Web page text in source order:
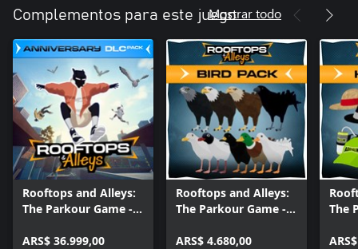
Complementos para este juegoMostrar todo
Rooftops and Alleys:
The Parkour Game -
ARS$ 36.999,00
Rooftops and Alleys:
The Parkour Game -
ARS$ 4.680,00
The